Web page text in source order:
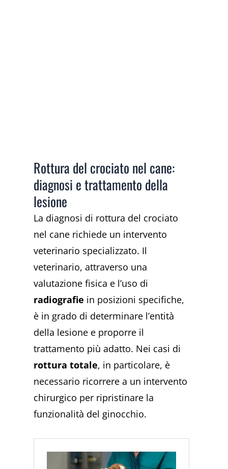
Rottura del crociato nel cane:
diagnosi e trattamento della
lesione
La diagnosi di rottura del crociato
nel cane richiede un intervento
veterinario specializzato. Il
veterinario, attraverso una
valutazione fisica e l’uso di
radiografie in posizioni specifiche,
è in grado di determinare l’entità
della lesione e proporre il
trattamento più adatto. Nei casi di
rottura totale, in particolare, è
necessario ricorrere a un intervento
chirurgico per ripristinare la
funzionalità del ginocchio.